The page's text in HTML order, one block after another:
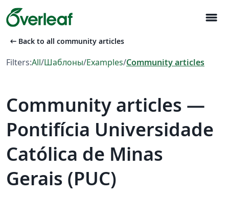
menu
arrow_left_alt Back to all community articles
Filters:All/Шаблоны/Examples/Community articles
Community articles —
Pontifícia Universidade
Católica de Minas
Gerais (PUC)